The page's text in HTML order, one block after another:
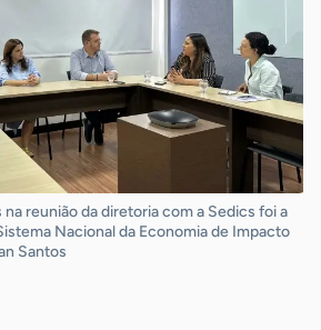
reunião da diretoria com a Sedics foi a
Nacional da Economia de Impacto
Santos